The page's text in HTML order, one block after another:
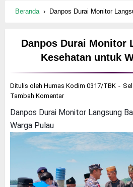
Beranda › Danpos Durai Monitor Langsung
Danpos Durai Monitor
Kesehatan untuk
Ditulis oleh Humas Kodim 0317/TBK
Tambah Komentar
Danpos Durai Monitor Langsung
Warga Pulau